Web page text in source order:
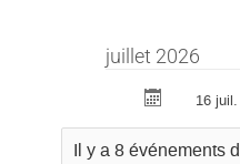
juillet 2026
16 juil.
Il y a 8 événements